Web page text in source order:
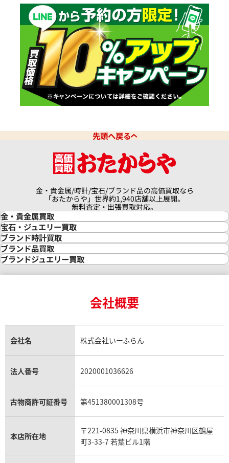
先頭へ戻る
金・貴金属/時計/宝石/ブランド品の高価買取なら
「おたからや」世界約1,940店舗以上展開。
無料査定・出張買取対応。
金・貴金属買取
金買取
金の相場価格情報
金の参考買取価格一覧
インゴット買取
インゴットの相場価格情報
24金買取
金貨買取
貴金属買取
銀・シルバー買取
パラジウム買取
宝石・ジュエリー買取
宝石・ジュエリー買取
ダイヤモンド買取
ダイヤモンド・宝石の参考価格一覧
リング・結婚指輪買取
エメラルド買取
トパーズ買取
タンザナイト買取
キャッツアイ買取
アクアマリン買取
ブランド時計買取
時計買取
ロレックス買取
ロレックス デイトナ買取
ロレックス サブマリーナー買取
ロレックス エクスプローラー買取
ロレックス デイトジャスト買取
パテック フィリップノーチラス買取
ヴァシュロン・コンスタンタン買取
オメガ買取
カルティエ買取
フランク ミュラー買取
リシャール・ミル買取
ブランド品買取
ブランド買取
シャネル マトラッセ買取
セリーヌ買取
プラダ買取
ブランドジュエリー買取
ヴァンクリーフ＆アーペル買取
ショーメ買取
ダミアーニ買取
モーブッサン買取
会社概要
会社名 株式会社いーふらん
法人番号 2020001036626
古物商許可証番号 第451380001308号
本店所在地
〒221-0835 神奈川県横浜市神奈川区鶴屋
町3-33-7 若葉ビル1階